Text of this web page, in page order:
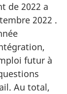
de 2022 a
2022 .
futur à
Au total,